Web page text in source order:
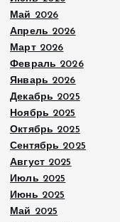
Май 2026
Апрель 2026
Март 2026
Февраль 2026
Январь 2026
Декабрь 2025
Ноябрь 2025
Октябрь 2025
Сентябрь 2025
Август 2025
Июль 2025
Июнь 2025
Май 2025